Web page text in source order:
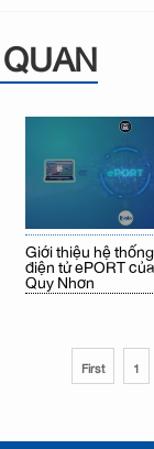
Giới thiệu hệ
điện tử ePORT
Quy Nhơn
First 1